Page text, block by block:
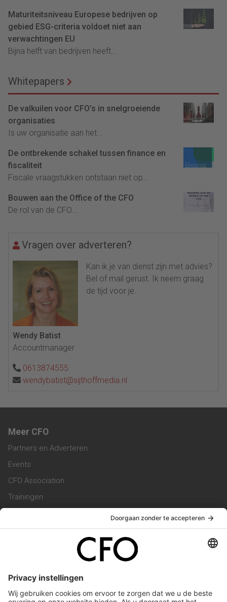
Maturiteitsniveau Europese bedrijven op
gebied ESG-criteria voldoet niet aan
verwachtingen EU
Bijna helft van bedrijven heeft...
Whitepapers
De valkuilen voor CFO’s in snelgroeiende
organisaties
Is uw organisatie aan het...
De ontbrekende schakel tussen finance en
fiscaliteit
Fiscale vraagstukken ontstaan niet op...
Bouwen aan the Office of the CFO
De rol van de CFO...
Vragen over adverteren?
Kan ik je van dienst zijn met advies?
Bel of mail gerust. Ik neem graag
de tijd voor je.
Wendy Batist
Accountmanager
0613874555
wendybatist@sijthoffmedia.nl
Meer CFO
Partners en Adverteren
Events
CFO Association
Trainingen
Vacatures
Service & Contact
Werken bij ons
Privacy Statement